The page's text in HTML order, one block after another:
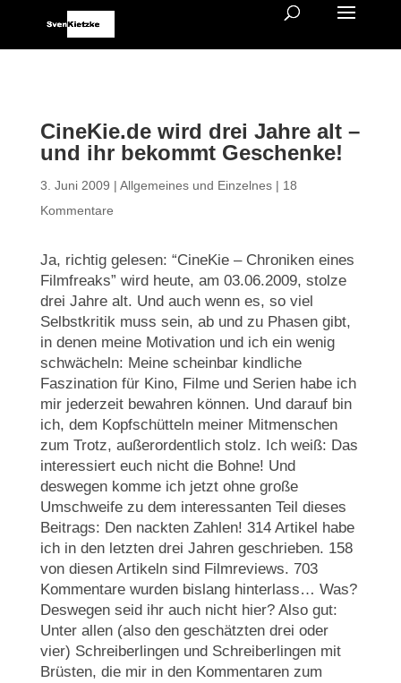
CineKie.de wird drei Jahre alt –
und ihr bekommt Geschenke!
3. Juni 2009 | Allgemeines und Einzelnes| 18
Kommentare
Ja, richtig gelesen: “CineKie – Chroniken eines
Filmfreaks” wird heute, am 03.06.2009, stolze
drei Jahre alt. Und auch wenn es, so viel
Selbstkritik muss sein, ab und zu Phasen gibt,
in denen meine Motivation und ich ein wenig
schwächeln: Meine scheinbar kindliche
Faszination für Kino, Filme und Serien habe ich
mir jederzeit bewahren können. Und darauf bin
ich, dem Kopfschütteln meiner Mitmenschen
zum Trotz, außerordentlich stolz. Ich weiß: Das
interessiert euch nicht die Bohne! Und
deswegen komme ich jetzt ohne große
Umschweife zu dem interessanten Teil dieses
Beitrags: Den nackten Zahlen! 314 Artikel habe
ich in den letzten drei Jahren geschrieben. 158
von diesen Artikeln sind Filmreviews. 703
Kommentare wurden bislang hinterlass… Was?
Deswegen seid ihr auch nicht hier? Also gut:
Unter allen (also den geschätzten drei oder
vier) Schreiberlingen und Schreiberlingen mit
Brüsten, die mir in den Kommentaren zum